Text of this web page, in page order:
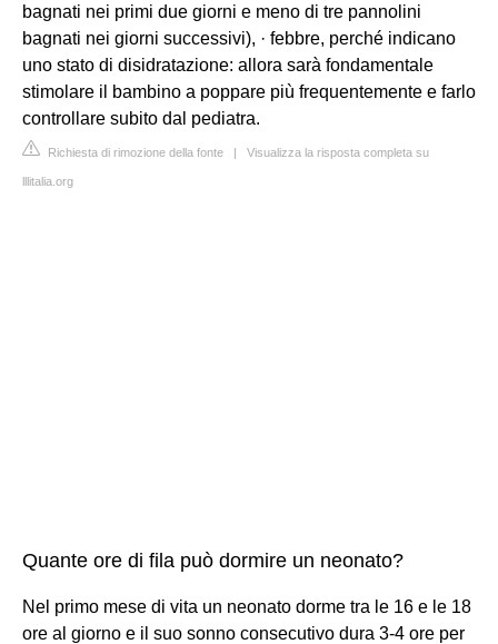
bagnati nei primi due giorni e meno di tre pannolini
bagnati nei giorni successivi), · febbre, perché indicano
uno stato di disidratazione: allora sarà fondamentale
stimolare il bambino a poppare più frequentemente e farlo
controllare subito dal pediatra.
Richiesta di rimozione della fonte | Visualizza la risposta completa su
lllitalia.org
Quante ore di fila può dormire un neonato?
Nel primo mese di vita un neonato dorme tra le 16 e le 18
ore al giorno e il suo sonno consecutivo dura 3-4 ore per